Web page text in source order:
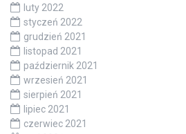
luty 2022
styczeń 2022
grudzień 2021
listopad 2021
październik 2021
wrzesień 2021
sierpień 2021
lipiec 2021
czerwiec 2021